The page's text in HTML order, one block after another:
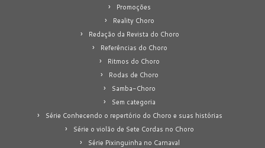
Promoções
Reality Choro
Redação da Revista do Choro
Referências do Choro
Ritmos do Choro
Rodas de Choro
Samba-Choro
Sem categoria
Série Conhecendo o repertório do Choro e suas histórias
Série o violão de Sete Cordas no Choro
Série Pixinguinha no Carnaval